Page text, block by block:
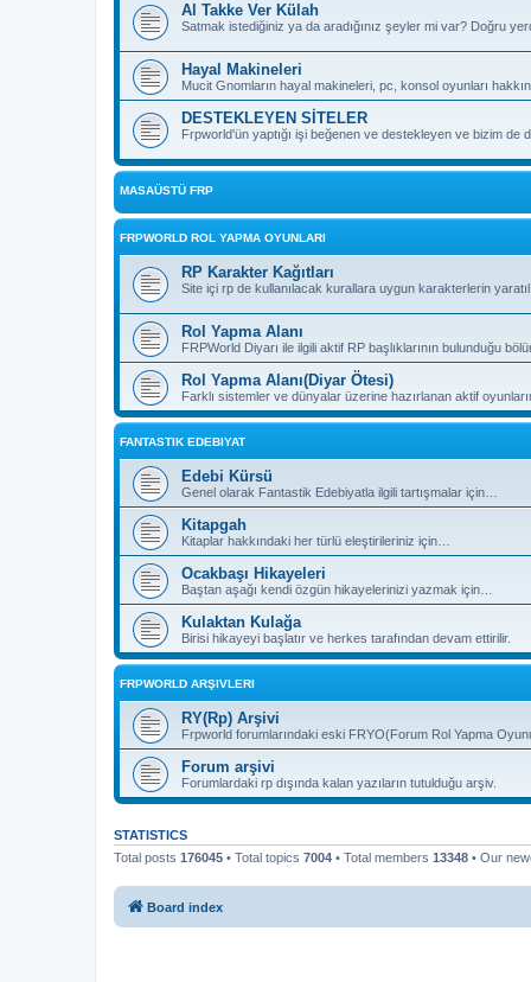
Al Takke Ver Külah
Satmak istediğiniz ya da aradığınız şeyler mi var? Doğru
Hayal Makineleri
Mucit Gnomların hayal makineleri, pc, konsol oyunları
DESTEKLEYEN SİTELER
Frpworld'ün yaptığı işi beğenen ve destekleyen ve bizim de
MASAÜSTÜ FRP
FRPWORLD ROL YAPMA OYUNLARI
RP Karakter Kağıtları
Site içi rp de kullanılacak kurallara uygun karakterlerin
Rol Yapma Alanı
FRPWorld Diyarı ile ilgili aktif RP başlıklarının bulunduğu
Rol Yapma Alanı(Diyar Ötesi)
Farklı sistemler ve dünyalar üzerine hazırlanan aktif
FANTASTIK EDEBIYAT
Edebi Kürsü
Genel olarak Fantastik Edebiyatla ilgili tartışmalar için…
Kitapgah
Kitaplar hakkındaki her türlü eleştirileriniz için…
Ocakbaşı Hikayeleri
Baştan aşağı kendi özgün hikayelerinizi yazmak için…
Kulaktan Kulağa
Birisi hikayeyi başlatır ve herkes tarafından devam ettirilir.
FRPWORLD ARŞIVLERI
RY(Rp) Arşivi
Frpworld forumlarındaki eski FRYO(Forum Rol Yapma
Forum arşivi
Forumlardaki rp dışında kalan yazıların tutulduğu arşiv.
STATISTICS
Total posts 176045 • Total topics 7004 • Total members 13348 • Our
Board index